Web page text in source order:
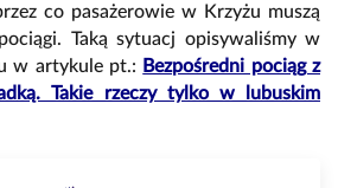
co pasażerowie w Krzyżu muszą
Taką sytuacj opisywaliśmy w
w artykule pt.: Bezpośredni pociąg z
Takie rzeczy tylko w lubuskim